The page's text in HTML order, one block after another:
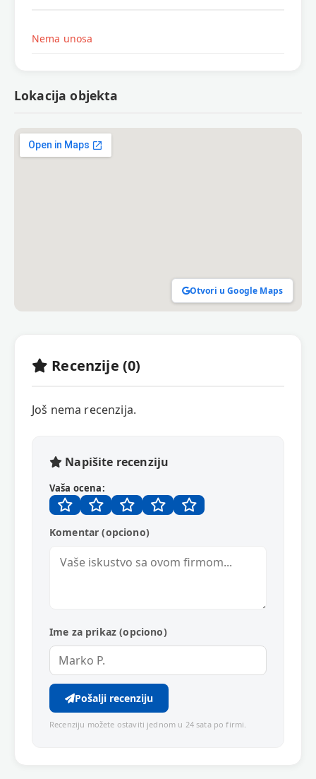
Nema unosa
Lokacija objekta
Otvori u Google Maps
Recenzije (0)
Još nema recenzija.
Napišite recenziju
Vaša ocena:
Komentar (opciono)
Ime za prikaz (opciono)
Pošalji recenziju
Recenziju možete ostaviti jednom u 24 sata po firmi.